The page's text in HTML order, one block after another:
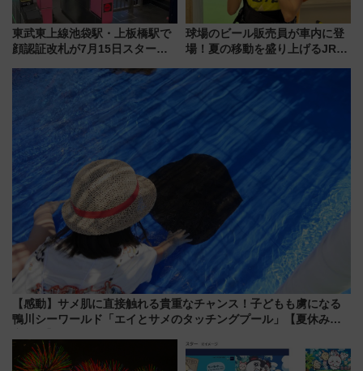
東武東上線池袋駅・上板橋駅で
顔認証改札が7月15日スター
球場のビール販売員が車内に登
場！夏の移動を盛り上げるJR九
月7日限定 ソフトバンクホーク
スとコラボ
【感動】サメ肌に直接触れる貴重なチャンス！子どもも虜になる
鴨川シーワールド「エイとサメのタッチングプール」【夏休み限